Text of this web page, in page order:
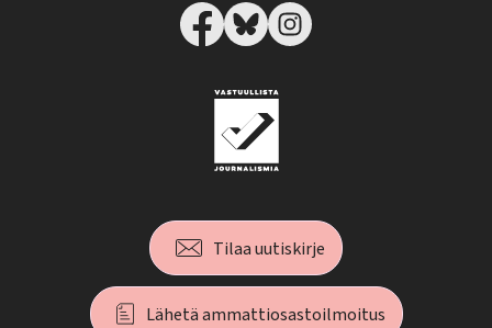
Tilaa uutiskirje
Lähetä ammattiosastoilmoitus